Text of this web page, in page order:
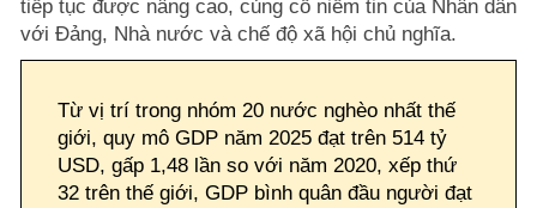
tiếp tục được nâng cao, củng cố niềm tin của Nhân dân
với Đảng, Nhà nước và chế độ xã hội chủ nghĩa.
Từ vị trí trong nhóm 20 nước nghèo nhất thế
giới, quy mô GDP năm 2025 đạt trên 514 tỷ
USD, gấp 1,48 lần so với năm 2020, xếp thứ
32 trên thế giới, GDP bình quân đầu người đạt